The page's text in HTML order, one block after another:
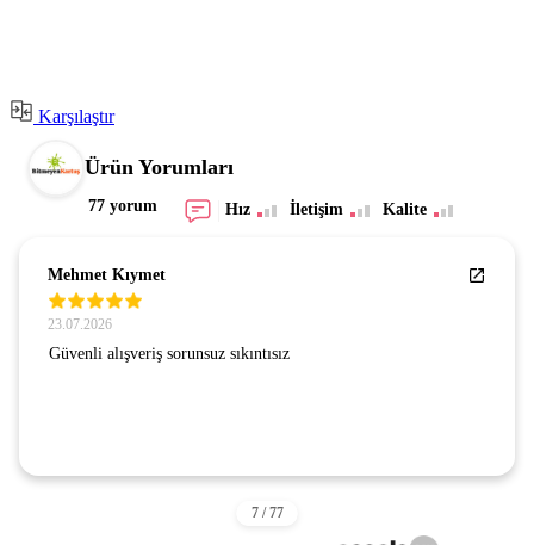
Karşılaştır
Ürün Yorumları
77 yorum Hız İletişim Kalite
Mehmet Kıymet
23.07.2026
Güvenli alışveriş sorunsuz sıkıntısız